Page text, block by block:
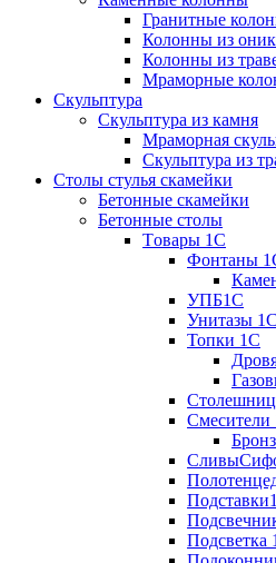
Гранитные
Колонны из
Колонны из
Мраморные
Скульптура
Скульптура из камня
Мраморная
Скульптура из
Столы стулья скамейки
Бетонные скамейки
Бетонные столы
Tовары 1C
Фонтаны
УПБ1С
Унитазы 1С
Топки 1С
Смесители
Подсветка